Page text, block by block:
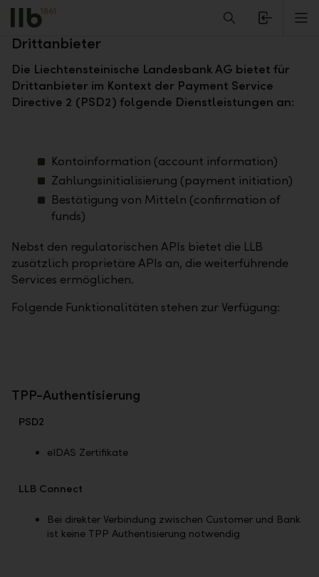
Alerts.Headline
Open Banking – Informationen für
Drittanbieter
Die Liechtensteinische Landesbank AG bietet für
Drittanbieter im Kontext der Payment Service
Directive 2 (PSD2) folgende Dienstleistungen an:
Kontoinformation (account information)
Zahlungsinitialisierung (payment initiation)
Bestätigung von Mitteln (confirmation of
funds)
Nebst den regulatorischen APIs bietet die LLB
zusätzlich proprietäre APIs an, die weiterführende
Services ermöglichen.
Folgende Funktionalitäten stehen zur Verfügung:
TPP-Authentisierung
PSD2
eIDAS Zertifikate
LLB Connect
Bei direkter Verbindung zwischen Customer und Bank
ist keine TPP Authentisierung notwendig